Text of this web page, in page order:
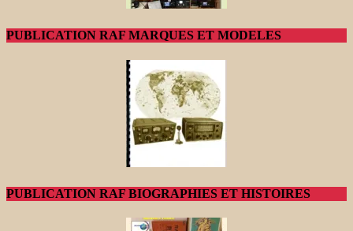
PUBLICATION RAF MARQUES ET MODELES
PUBLICATION RAF BIOGRAPHIES ET HISTOIRES